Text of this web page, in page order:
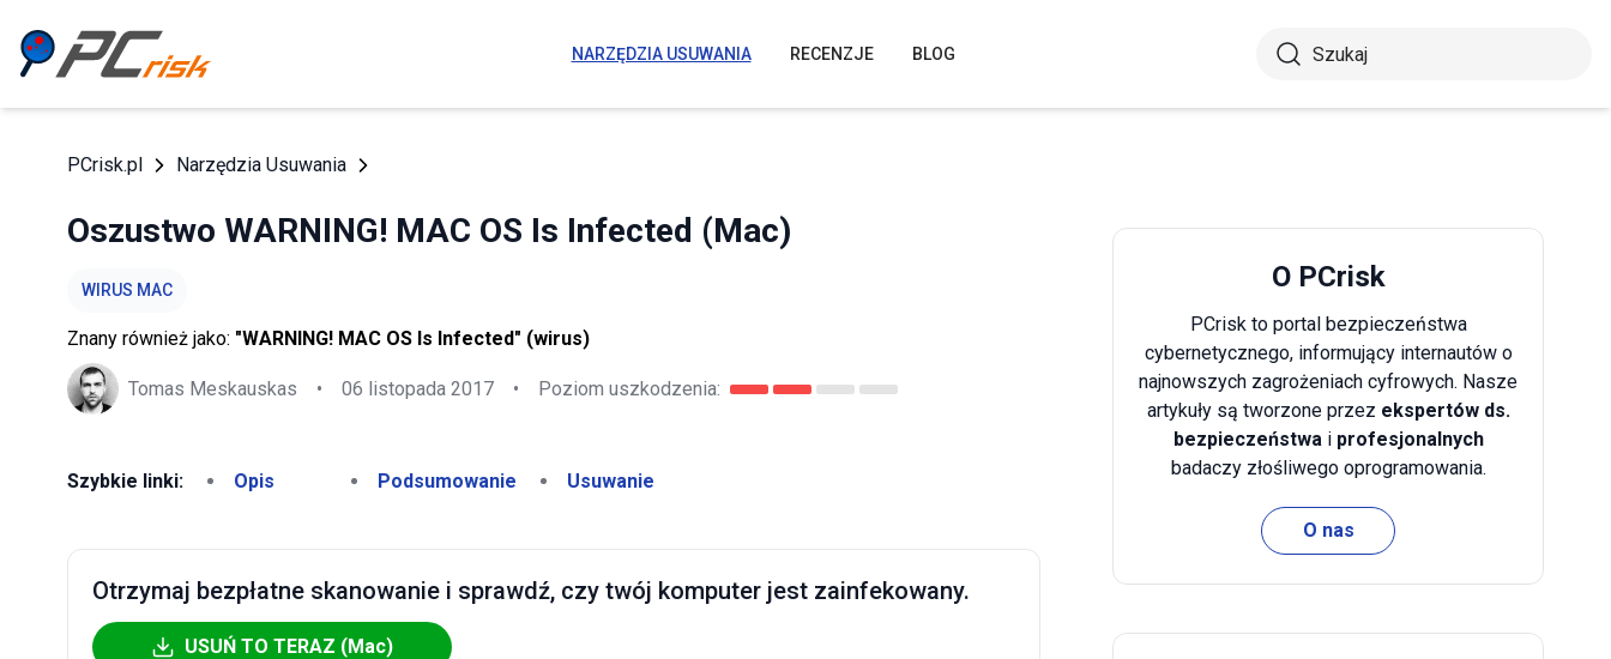
NARZĘDZIA USUWANIA RECENZJE BLOG
PCrisk.pl Narzędzia Usuwania
Oszustwo WARNING! MAC OS Is Infected (Mac)
WIRUS MAC
Znany również jako: "WARNING! MAC OS Is Infected" (wirus)
Tomas Meskauskas • 06 listopada 2017 • Poziom uszkodzenia:
Szybkie linki: Opis Podsumowanie Usuwanie
Otrzymaj bezpłatne skanowanie i sprawdź, czy twój komputer jest zainfekowany.
USUŃ TO TERAZ (Mac)
O PCrisk
PCrisk to portal bezpieczeństwa
cybernetycznego, informujący internautów o
najnowszych zagrożeniach cyfrowych. Nasze
artykuły są tworzone przez ekspertów ds.
bezpieczeństwai profesjonalnych
badaczy złośliwego oprogramowania.
O nas